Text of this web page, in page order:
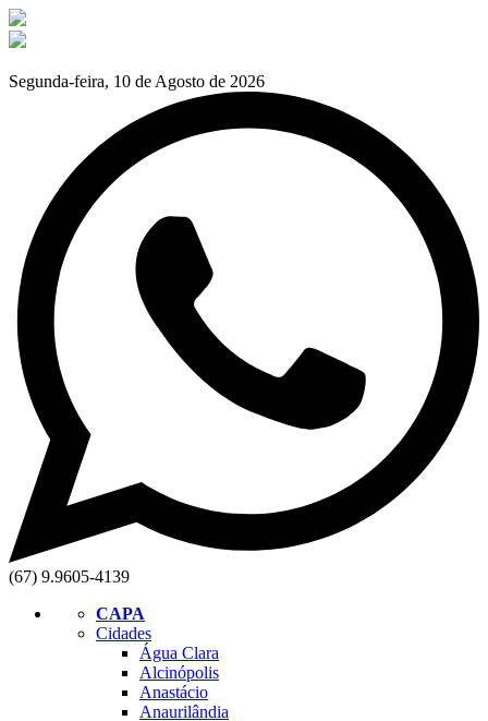
Segunda-feira, 10 de Agosto de 2026
(67) 9.9605-4139
CAPA
Cidades
Água Clara
Alcinópolis
Anastácio
Anaurilândia